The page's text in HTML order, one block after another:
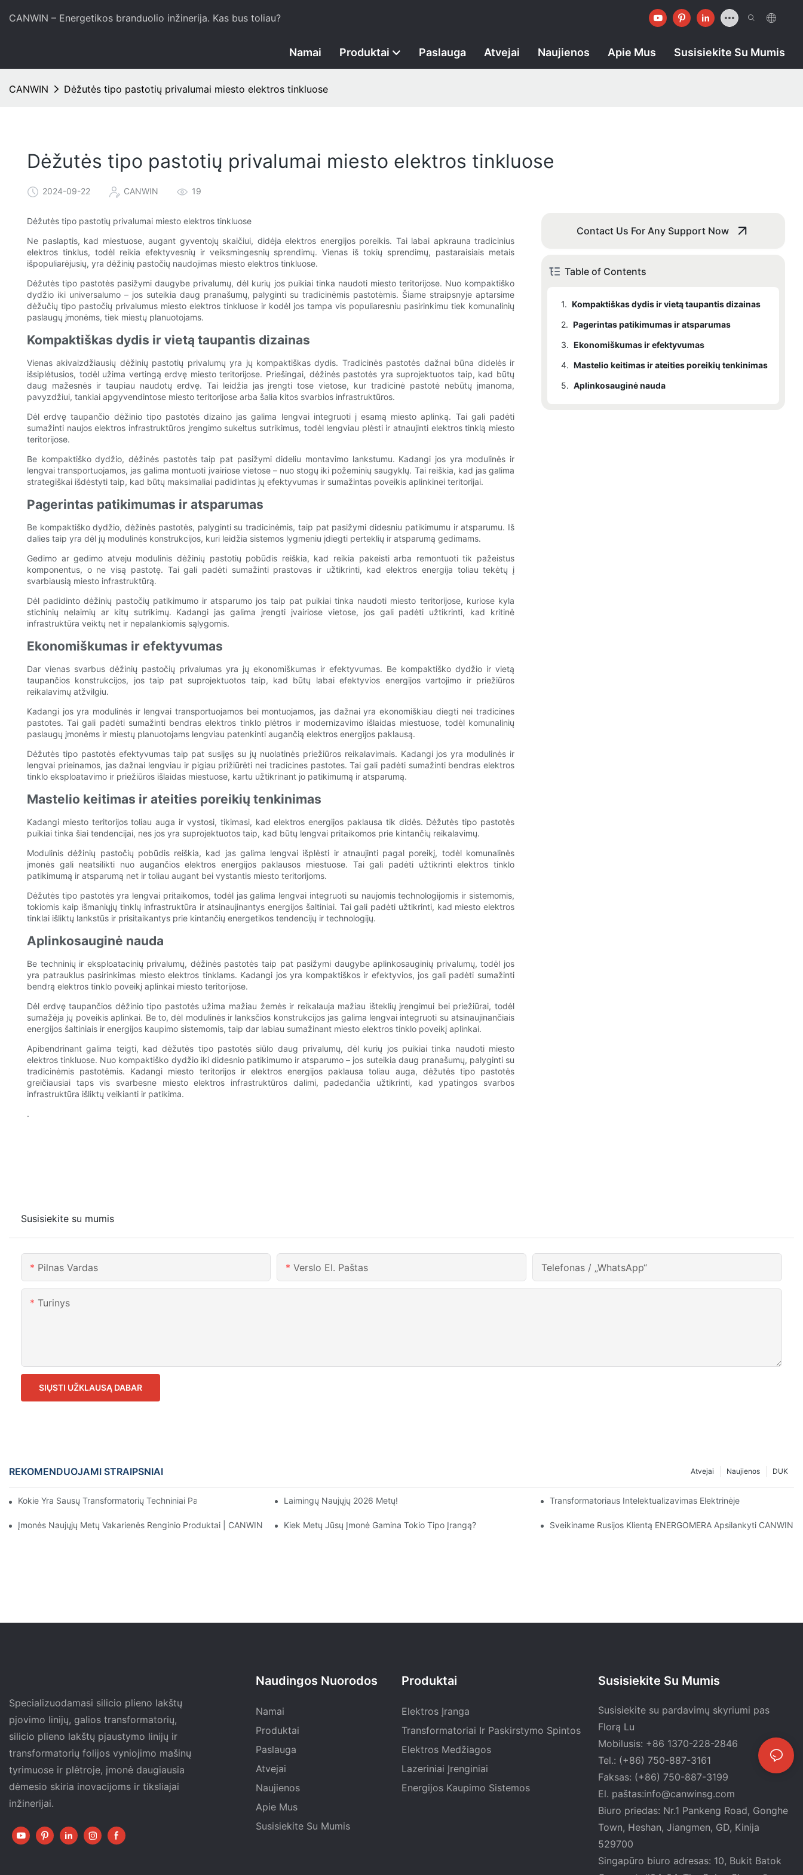
CANWIN – Energetikos branduolio inžinerija. Kas bus toliau?
Namai Produktai Paslauga Atvejai Naujienos Apie Mus Susisiekite Su Mumis
CANWIN Dėžutės tipo pastotių privalumai miesto elektros tinkluose
Dėžutės tipo pastotių privalumai miesto elektros tinkluose
2024-09-22 CANWIN 19
Dėžutės tipo pastotių privalumai miesto elektros tinkluose
Ne paslaptis, kad miestuose, augant gyventojų skaičiui, didėja elektros energijos poreikis. Tai labai apkrauna tradicinius
elektros tinklus, todėl reikia efektyvesnių ir veiksmingesnių sprendimų. Vienas iš tokių sprendimų, pastaraisiais metais
išpopuliarėjusių, yra dėžinių pastočių naudojimas miesto elektros tinkluose.
Dėžutės tipo pastotės pasižymi daugybe privalumų, dėl kurių jos puikiai tinka naudoti miesto teritorijose. Nuo kompaktiško
dydžio iki universalumo – jos suteikia daug pranašumų, palyginti su tradicinėmis pastotėmis. Šiame straipsnyje aptarsime
dėžučių tipo pastočių privalumus miesto elektros tinkluose ir kodėl jos tampa vis populiaresniu pasirinkimu tiek komunalinių
paslaugų įmonėms, tiek miestų planuotojams.
Kompaktiškas dydis ir vietą taupantis dizainas
Vienas akivaizdžiausių dėžinių pastotių privalumų yra jų kompaktiškas dydis. Tradicinės pastotės dažnai būna didelės ir
išsiplėtusios, todėl užima vertingą erdvę miesto teritorijose. Priešingai, dėžinės pastotės yra suprojektuotos taip, kad būtų
daug mažesnės ir taupiau naudotų erdvę. Tai leidžia jas įrengti tose vietose, kur tradicinė pastotė nebūtų įmanoma,
pavyzdžiui, tankiai apgyvendintose miesto teritorijose arba šalia kitos svarbios infrastruktūros.
Dėl erdvę taupančio dėžinio tipo pastotės dizaino jas galima lengvai integruoti į esamą miesto aplinką. Tai gali padėti
sumažinti naujos elektros infrastruktūros įrengimo sukeltus sutrikimus, todėl lengviau plėsti ir atnaujinti elektros tinklą miesto
teritorijose.
Be kompaktiško dydžio, dėžinės pastotės taip pat pasižymi dideliu montavimo lankstumu. Kadangi jos yra modulinės ir
lengvai transportuojamos, jas galima montuoti įvairiose vietose – nuo ​​stogų iki požeminių saugyklų. Tai reiškia, kad jas galima
strategiškai išdėstyti taip, kad būtų maksimaliai padidintas jų efektyvumas ir sumažintas poveikis aplinkinei teritorijai.
Pagerintas patikimumas ir atsparumas
Be kompaktiško dydžio, dėžinės pastotės, palyginti su tradicinėmis, taip pat pasižymi didesniu patikimumu ir atsparumu. Iš
dalies taip yra dėl jų modulinės konstrukcijos, kuri leidžia sistemos lygmeniu įdiegti perteklių ir atsparumą gedimams.
Gedimo ar gedimo atveju modulinis dėžinių pastotių pobūdis reiškia, kad reikia pakeisti arba remontuoti tik pažeistus
komponentus, o ne visą pastotę. Tai gali padėti sumažinti prastovas ir užtikrinti, kad elektros energija toliau tekėtų į
svarbiausią miesto infrastruktūrą.
Dėl padidinto dėžinių pastočių patikimumo ir atsparumo jos taip pat puikiai tinka naudoti miesto teritorijose, kuriose kyla
stichinių nelaimių ar kitų sutrikimų. Kadangi jas galima įrengti įvairiose vietose, jos gali padėti užtikrinti, kad kritinė
infrastruktūra veiktų net ir nepalankiomis sąlygomis.
Ekonomiškumas ir efektyvumas
Dar vienas svarbus dėžinių pastočių privalumas yra jų ekonomiškumas ir efektyvumas. Be kompaktiško dydžio ir vietą
taupančios konstrukcijos, jos taip pat suprojektuotos taip, kad būtų labai efektyvios energijos vartojimo ir priežiūros
reikalavimų atžvilgiu.
Kadangi jos yra modulinės ir lengvai transportuojamos bei montuojamos, jas dažnai yra ekonomiškiau diegti nei tradicines
pastotes. Tai gali padėti sumažinti bendras elektros tinklo plėtros ir modernizavimo išlaidas miestuose, todėl komunalinių
paslaugų įmonėms ir miestų planuotojams lengviau patenkinti augančią elektros energijos paklausą.
Dėžutės tipo pastotės efektyvumas taip pat susijęs su jų nuolatinės priežiūros reikalavimais. Kadangi jos yra modulinės ir
lengvai prieinamos, jas dažnai lengviau ir pigiau prižiūrėti nei tradicines pastotes. Tai gali padėti sumažinti bendras elektros
tinklo eksploatavimo ir priežiūros išlaidas miestuose, kartu užtikrinant jo patikimumą ir atsparumą.
Mastelio keitimas ir ateities poreikių tenkinimas
Kadangi miesto teritorijos toliau auga ir vystosi, tikimasi, kad elektros energijos paklausa tik didės. Dėžutės tipo pastotės
puikiai tinka šiai tendencijai, nes jos yra suprojektuotos taip, kad būtų lengvai pritaikomos prie kintančių reikalavimų.
Modulinis dėžinių pastočių pobūdis reiškia, kad jas galima lengvai išplėsti ir atnaujinti pagal poreikį, todėl komunalinės
įmonės gali neatsilikti nuo augančios elektros energijos paklausos miestuose. Tai gali padėti užtikrinti elektros tinklo
patikimumą ir atsparumą net ir toliau augant bei vystantis miesto teritorijoms.
Dėžutės tipo pastotės yra lengvai pritaikomos, todėl jas galima lengvai integruoti su naujomis technologijomis ir sistemomis,
tokiomis kaip išmaniųjų tinklų infrastruktūra ir atsinaujinantys energijos šaltiniai. Tai gali padėti užtikrinti, kad miesto elektros
tinklai išliktų lankstūs ir prisitaikantys prie kintančių energetikos tendencijų ir technologijų.
Aplinkosauginė nauda
Be techninių ir eksploatacinių privalumų, dėžinės pastotės taip pat pasižymi daugybe aplinkosauginių privalumų, todėl jos
yra patrauklus pasirinkimas miesto elektros tinklams. Kadangi jos yra kompaktiškos ir efektyvios, jos gali padėti sumažinti
bendrą elektros tinklo poveikį aplinkai miesto teritorijose.
Dėl erdvę taupančios dėžinio tipo pastotės užima mažiau žemės ir reikalauja mažiau išteklių įrengimui bei priežiūrai, todėl
sumažėja jų poveikis aplinkai. Be to, dėl modulinės ir lanksčios konstrukcijos jas galima lengvai integruoti su atsinaujinančiais
energijos šaltiniais ir energijos kaupimo sistemomis, taip dar labiau sumažinant miesto elektros tinklo poveikį aplinkai.
Apibendrinant galima teigti, kad dėžutės tipo pastotės siūlo daug privalumų, dėl kurių jos puikiai tinka naudoti miesto
elektros tinkluose. Nuo kompaktiško dydžio iki didesnio patikimumo ir atsparumo – jos suteikia daug pranašumų, palyginti su
tradicinėmis pastotėmis. Kadangi miesto teritorijos ir elektros energijos paklausa toliau auga, dėžutės tipo pastotės
greičiausiai taps vis svarbesne miesto elektros infrastruktūros dalimi, padedančia užtikrinti, kad ypatingos svarbos
infrastruktūra išliktų veikianti ir patikima.
.
Contact Us For Any Support Now
Table of Contents
1. Kompaktiškas dydis ir vietą taupantis dizainas
2. Pagerintas patikimumas ir atsparumas
3. Ekonomiškumas ir efektyvumas
4. Mastelio keitimas ir ateities poreikių tenkinimas
5. Aplinkosauginė nauda
Susisiekite su mumis
Pilnas Vardas Verslo El. Paštas Telefonas / „WhatsApp“
Turinys
SIŲSTI UŽKLAUSĄ DABAR
REKOMENDUOJAMI STRAIPSNIAI DUK
Naujienos
Atvejai
Kokie Yra Sausų Transformatorių Techniniai Parametrai? Kokios Yra Jų Atitinkamos Funkcijos?1
Laimingų Naujųjų 2026 Metų! Transformatoriaus Intelektualizavimas Elektrinėje
Įmonės Naujųjų Metų Vakarienės Renginio Produktai | CANWIN Kiek Metų Jūsų Įmonė Gamina Tokio Tipo Įrangą? Sveikiname Rusijos Klientą ENERGOMERA Apsilankyti CANWIN
Specializuodamasi silicio plieno lakštų
pjovimo linijų, galios transformatorių,
silicio plieno lakštų pjaustymo linijų ir
transformatorių folijos vyniojimo mašinų
tyrimuose ir plėtroje, įmonė daugiausia
dėmesio skiria inovacijoms ir tiksliajai
inžinerijai.
Naudingos Nuorodos
Namai
Produktai
Paslauga
Atvejai
Naujienos
Apie Mus
Susisiekite Su Mumis
Produktai
Elektros Įranga
Transformatoriai Ir Paskirstymo Spintos
Elektros Medžiagos
Lazeriniai Įrenginiai
Energijos Kaupimo Sistemos
Susisiekite Su Mumis
Susisiekite su pardavimų skyriumi pas
Florą Lu
Mobilusis: +86 1370-228-2846
Tel.: (+86) 750-887-3161
Faksas: (+86) 750-887-3199
El. paštas:info@canwinsg.com
Biuro priedas: Nr.1 ​​Pankeng Road, Gonghe
Town, Heshan, Jiangmen, GD, Kinija
529700
Singapūro biuro adresas: 10, Bukit Batok